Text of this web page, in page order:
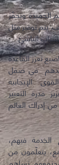
الحميدة وتحفّز
يتم توفير مثل
الناشئ.
تعزز القاعدة
في صقل
الإيجابية
قدرة التعبير
إدراك العالم
فيهم،
يتعلّمون من